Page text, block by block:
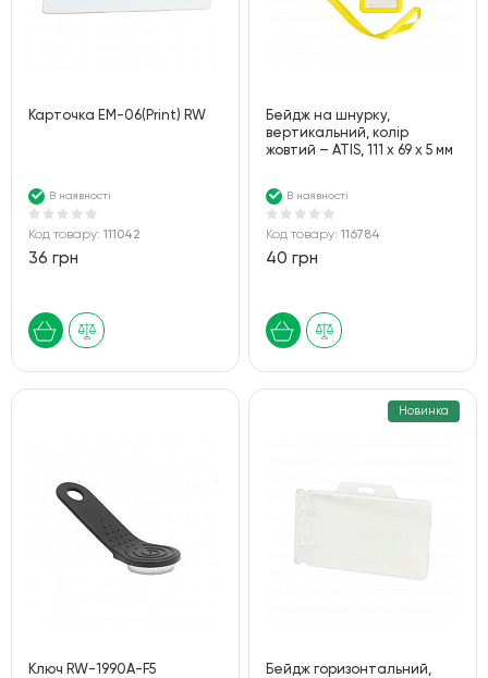
Карточка EM-06(Print) RW
В наявності
Код товару: 111042
36 грн
Бейдж на шнурку,
вертикальний, колір
жовтий – ATIS, 111 x 69 x 5 мм
В наявності
Код товару:116784
40 грн
Ключ RW-1990A-F5
Новинка
Бейдж горизонтальний,